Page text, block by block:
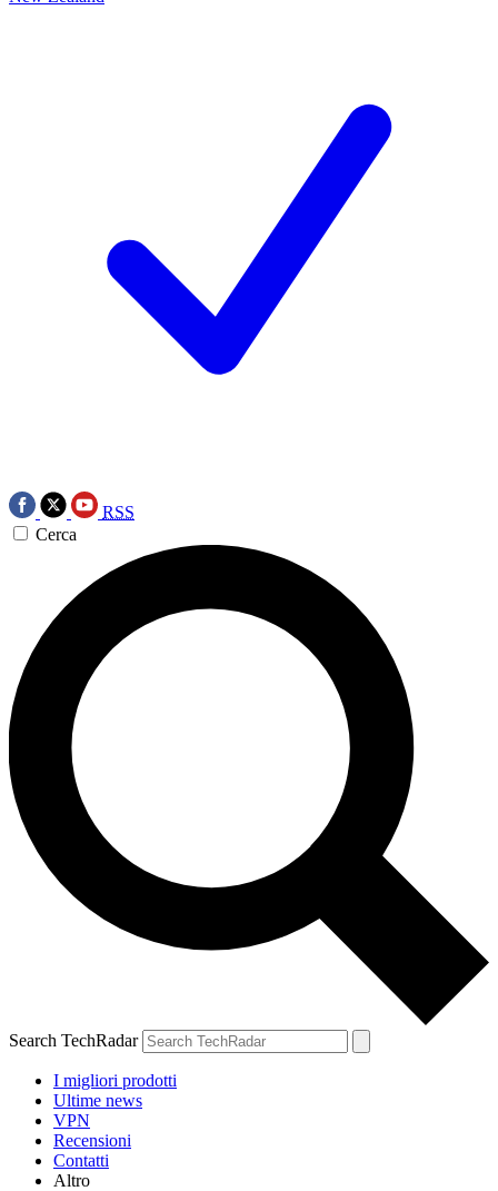
RSS
Cerca
Search TechRadar
I migliori prodotti
Ultime news
VPN
Recensioni
Contatti
Altro